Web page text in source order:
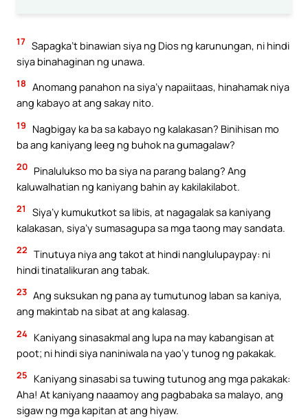
17 Sapagka’t binawian siya ng Dios ng karunungan, ni hindi
siya binahaginan ng unawa.
18 Anomang panahon na siya’y napaiitaas, hinahamak niya
ang kabayo at ang sakay nito.
19
Nagbigay ka ba sa kabayo ng kalakasan? Binihisan mo
ba ang kaniyang leeg ng buhok na gumagalaw?
20 Pinalulukso mo ba siya na parang balang? Ang
kaluwalhatian ng kaniyang bahin ay kakilakilabot.
21
Siya’y kumukutkot sa libis, at nagagalak sa kaniyang
kalakasan, siya’y sumasagupa sa mga taong may sandata.
22 Tinutuya niya ang takot at hindi nanglulupaypay: ni
hindi tinatalikuran ang tabak.
23 Ang suksukan ng pana ay tumutunog laban sa kaniya,
ang makintab na sibat at ang kalasag.
24 Kaniyang sinasakmal ang lupa na may kabangisan at
poot; ni hindi siya naniniwala na yao’y tunog ng pakakak.
25
Kaniyang sinasabi sa tuwing tutunog ang mga pakakak:
Aha! At kaniyang naaamoy ang pagbabaka sa malayo, ang
sigaw ng mga kapitan at ang hiyaw.